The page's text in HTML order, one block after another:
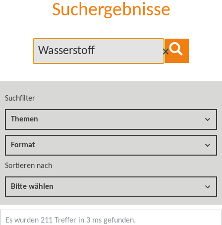
Suchergebnisse
Suchfilter
Themen
Format
Sortieren nach
Bitte wählen
Es wurden 211 Treffer in 3 ms gefunden.